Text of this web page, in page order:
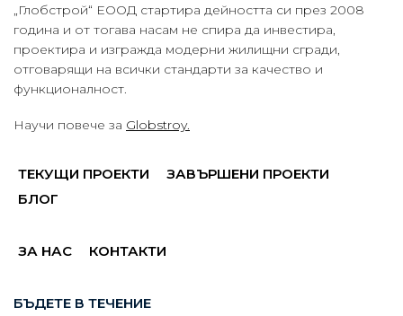
„Глобстрой“ ЕООД стартира дейността си през 2008
година и от тогава насам не спира да инвестира,
проектира и изгражда модерни жилищни сгради,
отговарящи на всички стандарти за качество и
функционалност.
Научи повече за Globstroy.
ТЕКУЩИ ПРОЕКТИ
ЗАВЪРШЕНИ ПРОЕКТИ
БЛОГ
ЗА НАС КОНТАКТИ
БЪДЕТЕ В ТЕЧЕНИЕ